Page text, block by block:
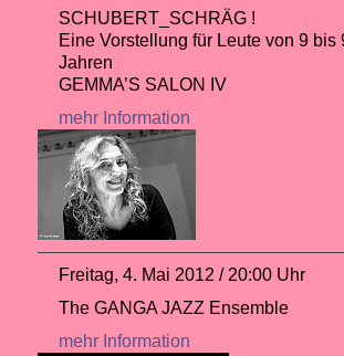
SCHUBERT_SCHRÄG !
Eine Vorstellung für Leute von 9 bis
Jahren
GEMMA’S SALON IV
mehr Information
Freitag, 4. Mai 2012 / 20:00 Uhr
The GANGA JAZZ Ensemble
mehr Information